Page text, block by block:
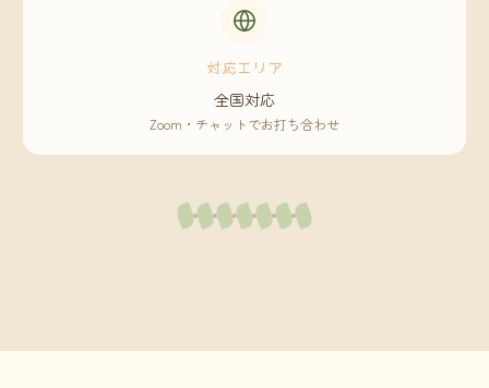
対応エリア
全国対応
Zoom・チャットでお打ち合わせ